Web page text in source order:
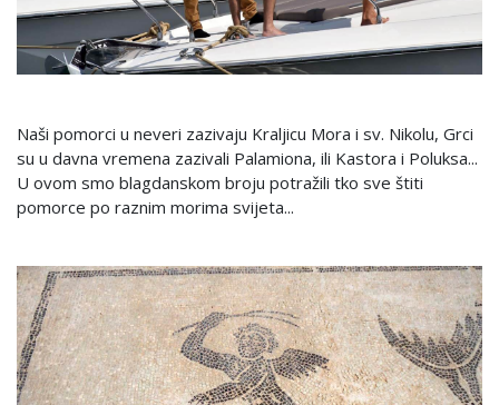
Naši pomorci u neveri zazivaju Kraljicu Mora i sv. Nikolu, Grci
su u davna vremena zazivali Palamiona, ili Kastora i Poluksa...
U ovom smo blagdanskom broju potražili tko sve štiti
pomorce po raznim morima svijeta...